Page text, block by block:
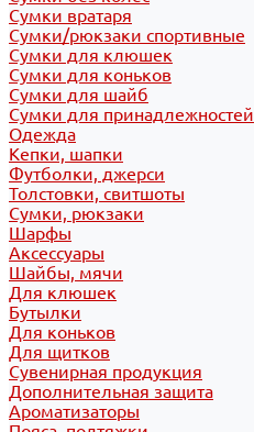
Сумки вратаря
Сумки/рюкзаки спортивные
Сумки для клюшек
Сумки для коньков
Сумки для шайб
Сумки для принадлежностей
Одежда
Кепки, шапки
Футболки, джерси
Толстовки, свитшоты
Сумки, рюкзаки
Шарфы
Аксессуары
Шайбы, мячи
Для клюшек
Бутылки
Для коньков
Для щитков
Сувенирная продукция
Дополнительная защита
Ароматизаторы